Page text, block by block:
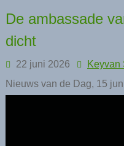
De ambassade
dicht
22 juni 2026
Keyvan
Nieuws van de Dag, 15